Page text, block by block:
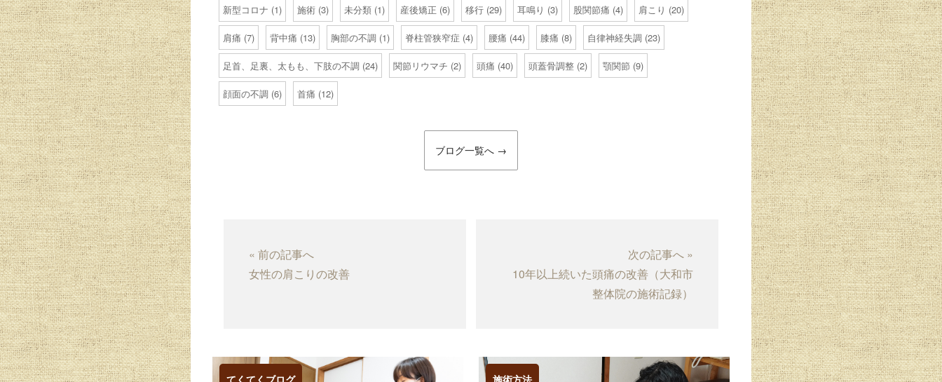
新型コロナ (1) 施術 (3) 未分類 (1) 産後矯正 (6) 移行 (29) 耳鳴り (3) 股関節痛 (4) 肩こり (20)
肩痛 (7) 背中痛 (13) 胸部の不調 (1) 脊柱管狭窄症 (4) 腰痛 (44) 膝痛 (8) 自律神経失調 (23)
足首、足裏、太もも、下肢の不調 (24) 関節リウマチ (2) 頭痛 (40) 頭蓋骨調整 (2) 顎関節 (9)
顔面の不調 (6) 首痛 (12)
ブログ一覧へ →
« 前の記事へ
女性の肩こりの改善
次の記事へ »
10年以上続いた頭痛の改善（大和市
整体院の施術記録）
てくてくブログ 施術方法